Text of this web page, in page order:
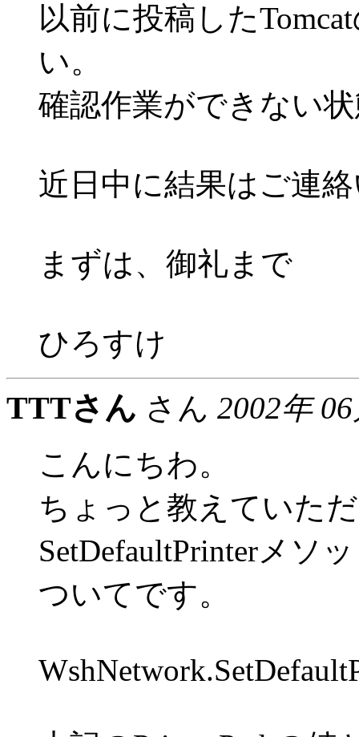
以前に投稿した
い。
確認作業ができない
近日中に結果はご連
まずは、御礼まで
ひろすけ
TTTさん さん 2002年
こんにちわ。
ちょっと教えていた
SetDefaultPrinterメソ
ついてです。